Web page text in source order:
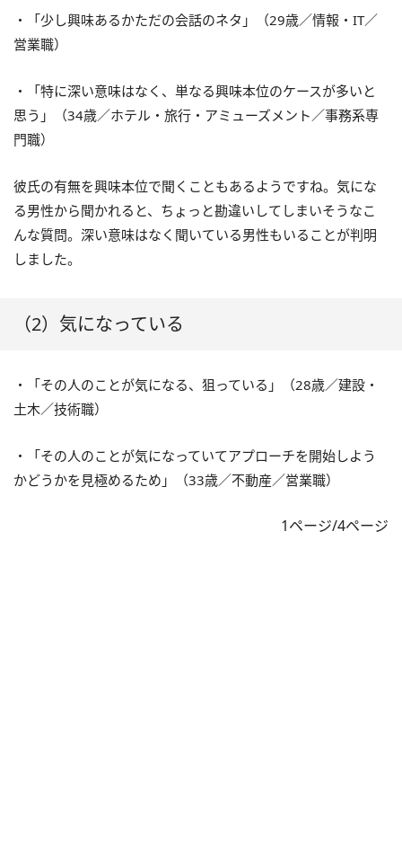
・「少し興味あるかただの会話のネタ」（29歳／情報・IT／
営業職）
・「特に深い意味はなく、単なる興味本位のケースが多いと
思う」（34歳／ホテル・旅行・アミューズメント／事務系専
門職）
彼氏の有無を興味本位で聞くこともあるようですね。気にな
る男性から聞かれると、ちょっと勘違いしてしまいそうなこ
んな質問。深い意味はなく聞いている男性もいることが判明
しました。
（2）気になっている
・「その人のことが気になる、狙っている」（28歳／建設・
土木／技術職）
・「その人のことが気になっていてアプローチを開始しよう
かどうかを見極めるため」（33歳／不動産／営業職）
1ページ/4ページ